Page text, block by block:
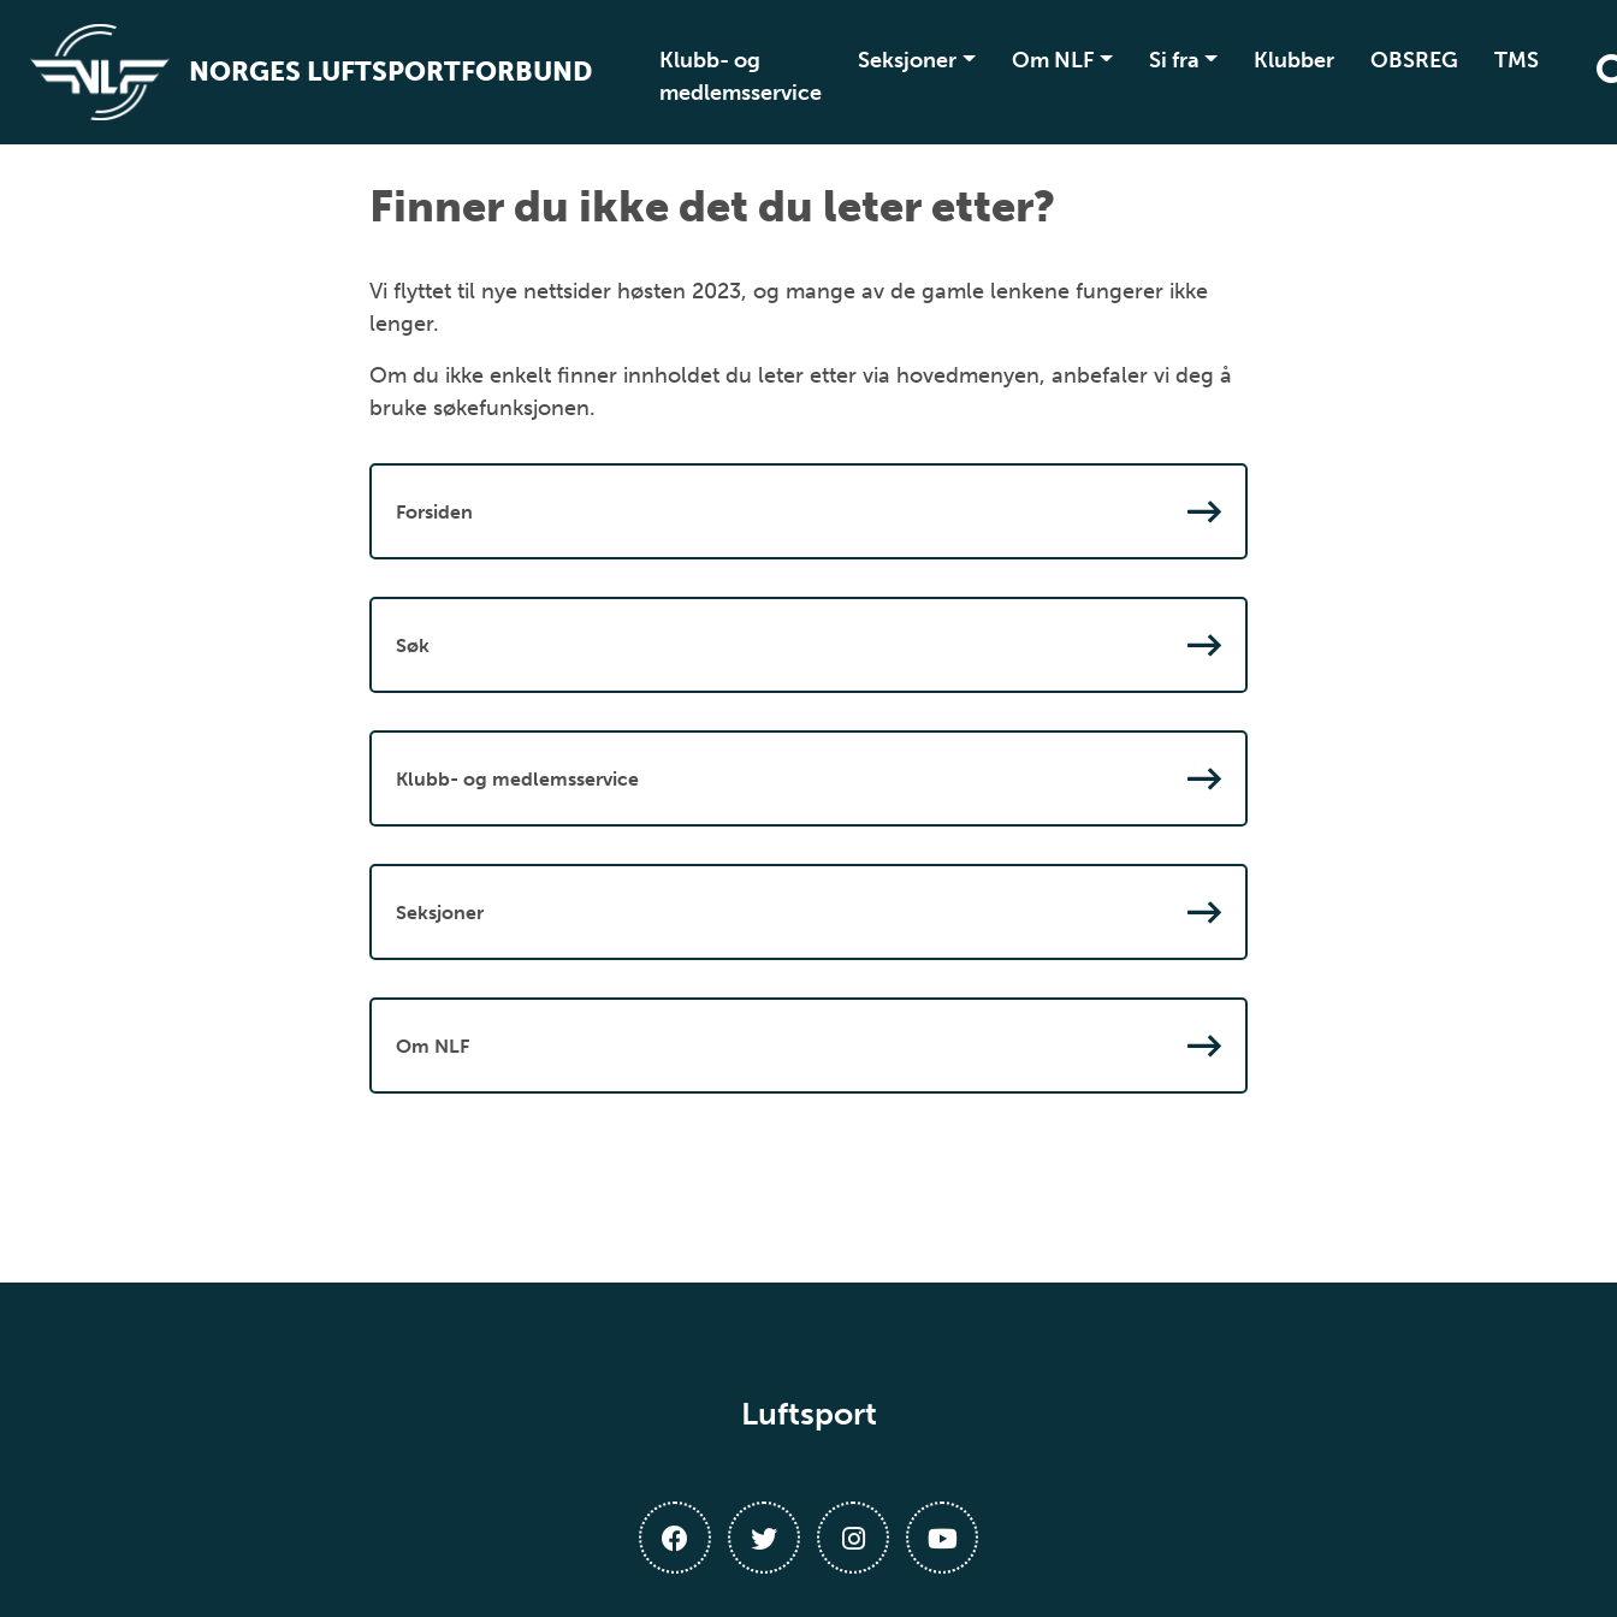
NORGES LUFTSPORTFORBUND
Klubb- og
medlemsservice
Seksjoner Om NLF Si fra Klubber OBSREG TMS
Finner du ikke det du leter etter?
Vi flyttet til nye nettsider høsten 2023, og mange av de gamle lenkene fungerer ikke
lenger.
Om du ikke enkelt finner innholdet du leter etter via hovedmenyen, anbefaler vi deg å
bruke søkefunksjonen.
Forsiden
Søk
Klubb- og medlemsservice
Seksjoner
Om NLF
Luftsport